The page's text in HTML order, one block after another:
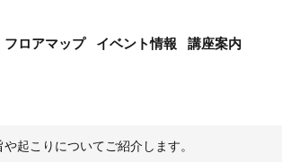
フロアマップ イベント情報
講座案内
起こりについてご紹介します。